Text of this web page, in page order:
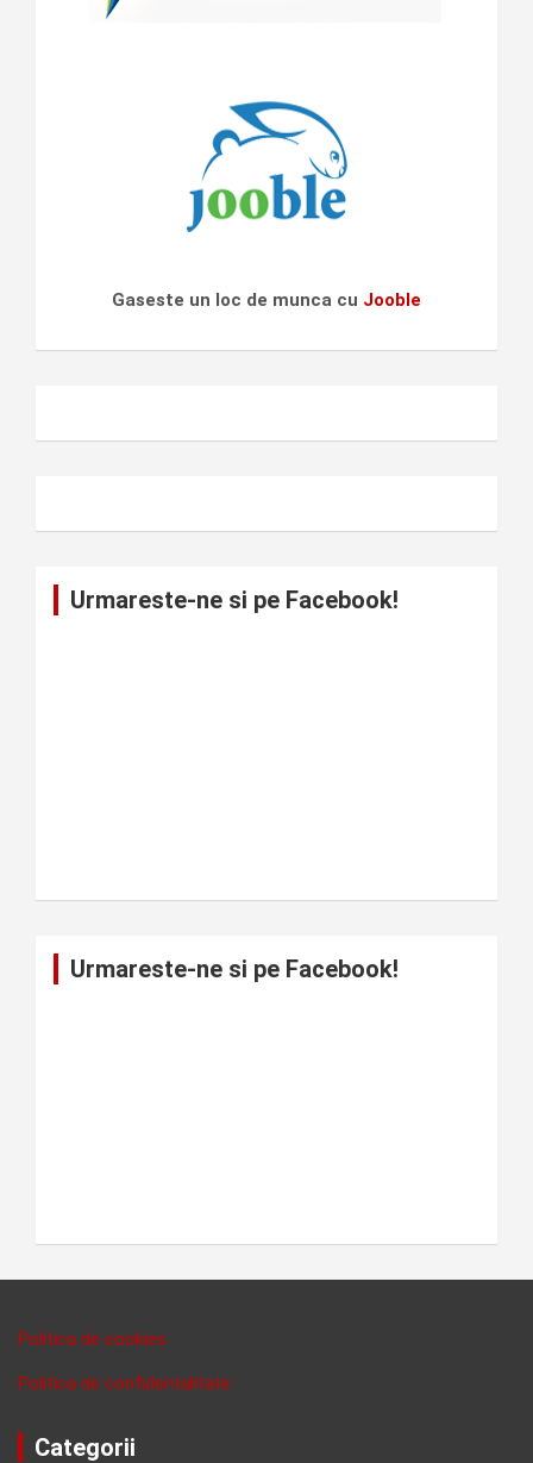
Gaseste un loc de munca cu Jooble
Urmareste-ne si pe Facebook!
Urmareste-ne si pe Facebook!
Politica de cookies
Politica de confidentalitate
Categorii